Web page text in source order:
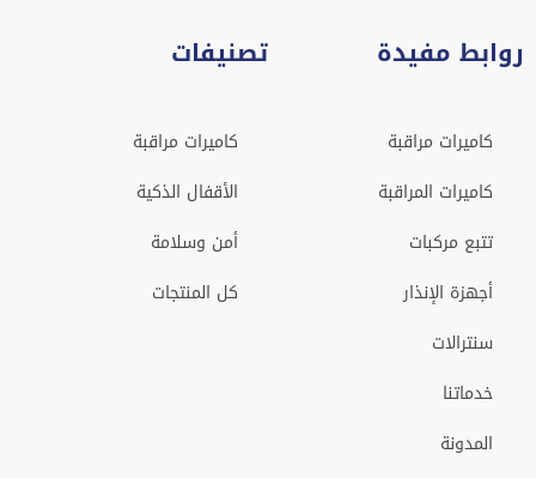
روابط مفيدة
كاميرات مراقبة
كاميرات المراقبة
تتبع مركبات
أجهزة الإنذار
سنترالات
خدماتنا
المدونة
تصنيفات
كاميرات مراقبة
الأقفال الذكية
أمن وسلامة
كل المنتجات